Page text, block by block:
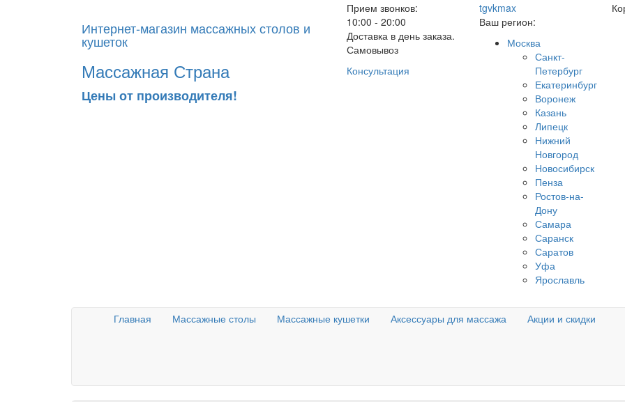
Интернет-магазин массажных столов и
кушеток
Массажная Страна
Цены от производителя!
Прием звонков:
10:00 - 20:00
Доставка в день заказа.
Самовывоз
Консультация
tgvkmax
Ваш регион:
Москва
Санкт-
Петербург
Екатеринбург
Воронеж
Казань
Липецк
Нижний
Новгород
Новосибирск
Пенза
Ростов-на-
Дону
Самара
Саранск
Саратов
Уфа
Ярославль
Главная Массажные столы Массажные кушетки Аксессуары для массажа Акции и скидки